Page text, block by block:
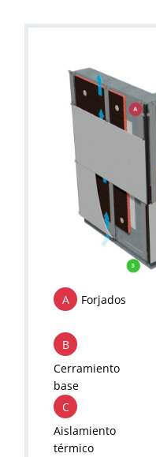
A Forjados
B
Cerramiento
base
C
Aislamiento
térmico